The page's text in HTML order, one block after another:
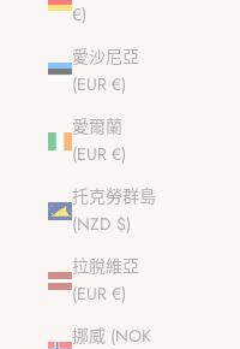
€)
愛沙尼亞
(EUR €)
愛爾蘭
(EUR €)
托克勞群島
(NZD $)
拉脫維亞
(EUR €)
挪威 (NOK